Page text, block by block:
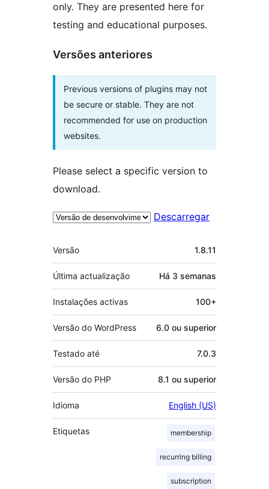
only. They are presented here for
testing and educational purposes.
Versões anteriores
Previous versions of plugins may not
be secure or stable. They are not
recommended for use on production
websites.
Please select a specific version to
download.
Descarregar
Metadados
Versão 1.8.11
Última actualização Há 3 semanas
Instalações activas 100+
Versão do WordPress 6.0 ou superior
Testado até 7.0.3
Versão do PHP 8.1 ou superior
Idioma English (US)
Etiquetas membership
recurring billing
subscription